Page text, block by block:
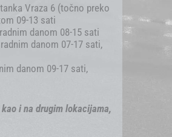
Vraza 6 (točno preko
09-13 sati
danom 08-15 sati
danom 07-17 sati,
danom 09-17 sati,
i na drugim lokacijama,